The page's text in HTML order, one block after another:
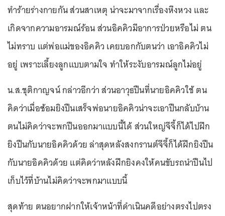
ทำร้ายร่างกายกัน ส่วนสาเหตุ น่าจะมาจากเรื่องหึงหวง และ
เกิดจากความอารมณ์ร้อน ส่วนอิคคิวมีอาการป่วยหรือไม่ ตน
ไม่ทราบ แต่พ่อแม่ของอิคคิว เคยบอกกับตนว่า เอาอิคคิวไม่
อยู่ เพราะเลี้ยงลูกแบบตามใจ ทำให้ระงับอารมณ์ลูกไม่อยู่
น.ส.ชุติกาญจน์ กล่าวอีกว่า ส่วนอาวุธปืนที่นายอิคคิวใช้ ตน
คิดว่าเมื่อซ้อมยิงปืนเสร็จพ่อนายอิคคิวน่าจะเอาปืนกลับบ้าน
ตนไม่คิดว่าจะพกปืนออกมาแบบนี้ได้ ส่วนใหญ่จีจี้ก็ได้ไปฝึก
ยิงปืนกับนายอิคคิวด้วย ล่าสุดหลังสงกรานต์จีจี้ก็ได้ฝึกยิงปืน
กับนายอิคคิวด้วย แต่คิดว่าหลังฝึกยิงคงให้คนขับรถนำปืนไป
เก็บไว้ที่บ้านไม่คิดว่าจะพกมาแบบนี้
สุดท้าย ตนอยากฝากให้เจ้าหน้าที่ดำเนินคดีอย่างตรงไปตรง